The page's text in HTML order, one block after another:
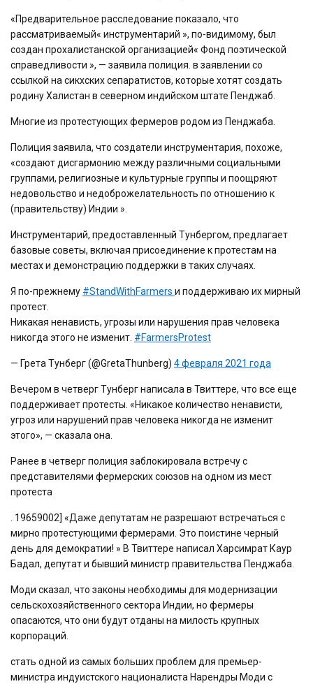
«Предварительное расследование показало, что
рассматриваемый« инструментарий », по-видимому, был
создан прохалистанской организацией« Фонд поэтической
справедливости », — заявила полиция. в заявлении со
ссылкой на сикхских сепаратистов, которые хотят создать
родину Халистан в северном индийском штате Пенджаб.
Многие из протестующих фермеров родом из Пенджаба.
Полиция заявила, что создатели инструментария, похоже,
«создают дисгармонию между различными социальными
группами, религиозные и культурные группы и поощряют
недовольство и недоброжелательность по отношению к
(правительству) Индии ».
Инструментарий, предоставленный Тунбергом, предлагает
базовые советы, включая присоединение к протестам на
местах и ​​демонстрацию поддержки в таких случаях.
Я по-прежнему #StandWithFarmers и поддерживаю их мирный
протест.
Никакая ненависть, угрозы или нарушения прав человека
никогда этого не изменит. #FarmersProtest
— Грета Тунберг (@GretaThunberg) 4 февраля 2021 года
Вечером в четверг Тунберг написала в Твиттере, что все еще
поддерживает протесты. «Никакое количество ненависти,
угроз или нарушений прав человека никогда не изменит
этого», — сказала она.
Ранее в четверг полиция заблокировала встречу с
представителями фермерских союзов на одном из мест
протеста
. 19659002] «Даже депутатам не разрешают встречаться с
мирно протестующими фермерами. Это поистине черный
день для демократии! » В Твиттере написал Харсимрат Каур
Бадал, депутат и бывший министр правительства Пенджаба.
Моди сказал, что законы необходимы для модернизации
сельскохозяйственного сектора Индии, но фермеры
опасаются, что они будут отданы на милость крупных
корпораций.
стать одной из самых больших проблем для премьер-
министра индуистского националиста Нарендры Моди с